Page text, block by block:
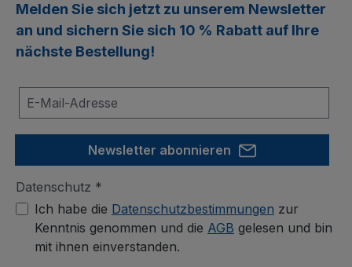
Melden Sie sich jetzt zu unserem Newsletter
an und sichern Sie sich 10 % Rabatt auf Ihre
nächste Bestellung!
Newsletter abonnieren
Datenschutz *
Ich habe die Datenschutzbestimmungen zur
Kenntnis genommen und die AGB gelesen und bin
mit ihnen einverstanden.